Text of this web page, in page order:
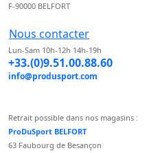
F-90000 BELFORT
Nous contacter
Lun-Sam 10h-12h 14h-19h
+33.(0)9.51.00.88.60
info@produsport.com
Retrait possible dans nos magasins :
ProDuSport BELFORT
63 Faubourg de Besançon